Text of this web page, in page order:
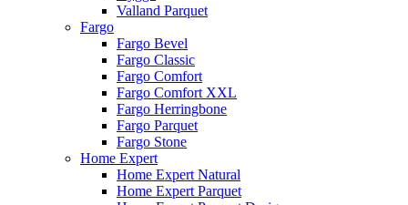
Valland Parquet
Fargo
Fargo Bevel
Fargo Classic
Fargo Comfort
Fargo Comfort XXL
Fargo Herringbone
Fargo Parquet
Fargo Stone
Home Expert
Home Expert Natural
Home Expert Parquet